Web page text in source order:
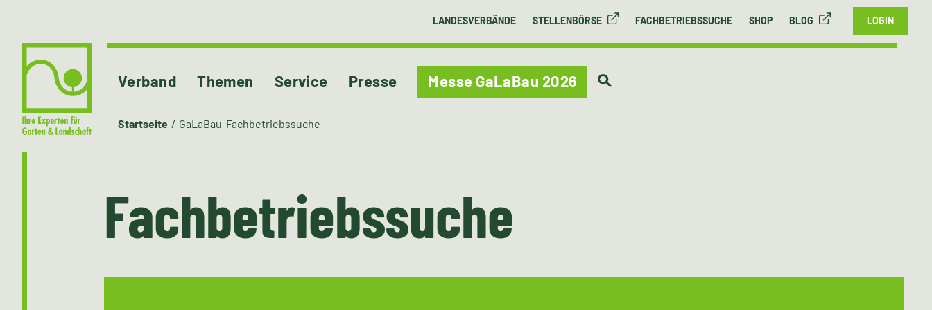
LANDESVERBÄNDE STELLENBÖRSE FACHBETRIEBSSUCHE SHOP BLOG LOGIN
Verband Themen Service Presse Messe GaLaBau 2026
Fachbetriebssuche
Startseite GaLaBau-Fachbetriebssuche